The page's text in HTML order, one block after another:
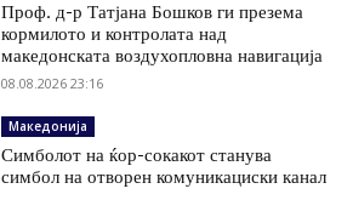
Проф. д-р Татјана Бошков ги презема
кормилото и контролата над
македонската воздухопловна навигација
08.08.2026 23:16
Македонија
Симболот на ќор-сокакот станува
симбол на отворен комуникациски канал